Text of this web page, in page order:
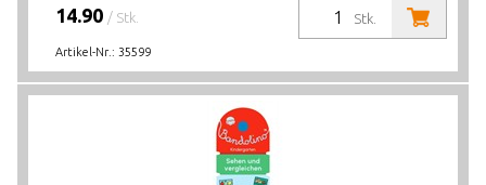
Stk.
14.90 / Stk.
Artikel-Nr.: 35599